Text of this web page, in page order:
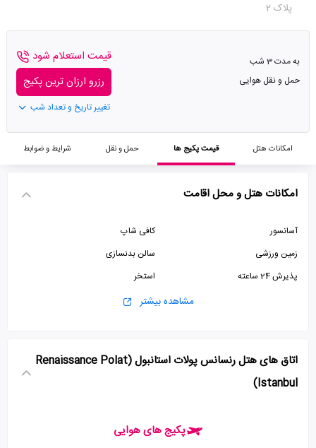
پلاک 2
به مدت 3 شب
حمل و نقل هوایی
قیمت استعلام شود
رزرو ارزان ترین پکیج
تغییر تاریخ و تعداد شب
امکانات هتل قیمت پکیج ها حمل و نقل شرایط و ضوابط
امکانات هتل و محل اقامت
آسانسور
کافی شاپ
زمین ورزشی
سالن بدنسازی
پذیرش 24 ساعته
استخر
سونا
مشاهده بیشتر
اتاق های هتل رنسانس پولات استانبول (Renaissance Polat
Istanbul)
پکیج های هوایی